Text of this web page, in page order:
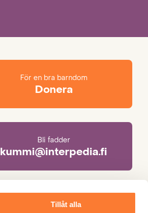
Tillåt alla
För en bra barndom
Donera
Bli fadder
kummi@interpedia.fi
Mer information om adoption